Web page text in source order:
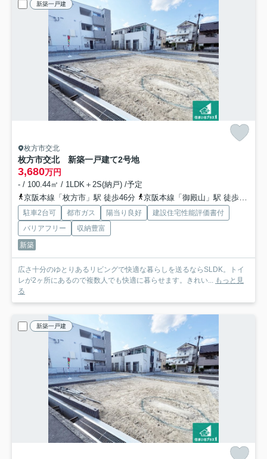
新築一戸建
枚方市交北
枚方市交北 新築一戸建て2号地
3,680万円
- / 100.44㎡ / 1LDK＋2S(納戸) /予定
京阪本線「枚方市」駅 徒歩46分
京阪本線「御殿山」駅 徒歩30分
駐車2台可 都市ガス 陽当り良好
建設住宅性能評価書付
バリアフリー
収納豊富
新築
広さ十分のゆとりあるリビングで快適な暮らしを送るならSLDK。トイ
レが2ヶ所にあるので複数人でも快適に暮らせます。きれい... もっと見
る
新築一戸建